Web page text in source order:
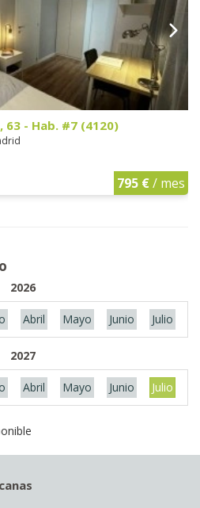
63 - Hab. #7 (4120)
795 €/ mes
2026
Abril Mayo Junio Julio
2027
Abril Mayo Junio Julio